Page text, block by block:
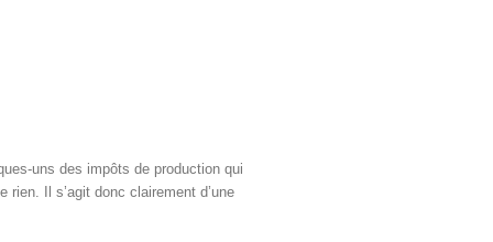
uns des impôts de production qui
rien. Il s’agit donc clairement d’une